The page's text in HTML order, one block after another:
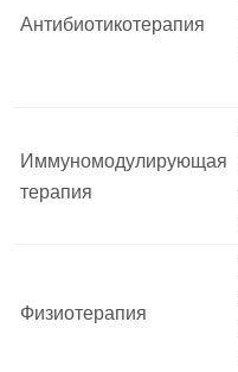
Антибиотикотерапия
Иммуномодулирующая
терапия
Физиотерапия